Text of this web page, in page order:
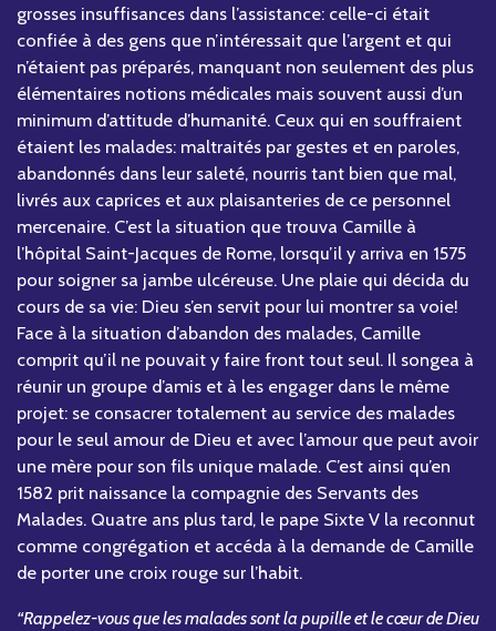
grosses insuffisances dans l’assistance: celle-ci était
confiée à des gens que n’intéressait que l’argent et qui
n’étaient pas préparés, manquant non seulement des plus
élémentaires notions médicales mais souvent aussi d’un
minimum d’attitude d’humanité. Ceux qui en souffraient
étaient les malades: maltraités par gestes et en paroles,
abandonnés dans leur saleté, nourris tant bien que mal,
livrés aux caprices et aux plaisanteries de ce personnel
mercenaire. C’est la situation que trouva Camille à
l’hôpital Saint-Jacques de Rome, lorsqu’il y arriva en 1575
pour soigner sa jambe ulcéreuse. Une plaie qui décida du
cours de sa vie: Dieu s’en servit pour lui montrer sa voie!
Face à la situation d’abandon des malades, Camille
comprit qu’il ne pouvait y faire front tout seul. Il songea à
réunir un groupe d’amis et à les engager dans le même
projet: se consacrer totalement au service des malades
pour le seul amour de Dieu et avec l’amour que peut avoir
une mère pour son fils unique malade. C’est ainsi qu’en
1582 prit naissance la compagnie des Servants des
Malades. Quatre ans plus tard, le pape Sixte V la reconnut
comme congrégation et accéda à la demande de Camille
de porter une croix rouge sur l’habit.
“Rappelez-vous que les malades sont la pupille et le cœur de Dieu